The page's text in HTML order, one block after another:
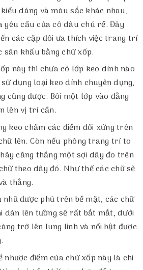
dáng và màu sắc khác nhau,
yêu cầu của cô dâu chú rể. Đây
các cặp đôi ưa thích việc trang trí
sân khấu bằng chữ xốp.
này thì chưa có lớp keo dính nào
dụng loại keo dính chuyên dụng,
cũng được. Bôi một lớp vào đằng
lên vị trí cần.
keo chấm các điểm đối xứng trên
lên. Còn nếu phông trang trí to
căng thẳng một sợi dây đo trên
theo dây đó. Như thế các chữ sẽ
thẳng.
được phủ trên bề mặt, các chữ
dán lên tường sẽ rất bắt mắt, dưới
trở lên lung linh và nổi bật được
điểm của chữ xốp này là chi